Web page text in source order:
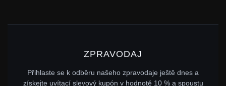
ZPRAVODAJ
Přihlaste se k odběru našeho zpravodaje ještě dnes a
získejte uvítací slevový kupón v hodnotě 10 % a spoustu